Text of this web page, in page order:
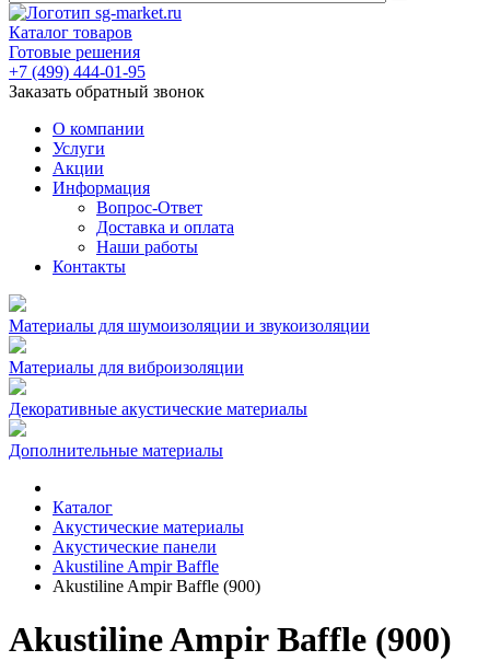
Каталог товаров
Готовые решения
+7 (499) 444-01-95
Заказать обратный звонок
О компании
Услуги
Акции
Информация
Вопрос-Ответ
Доставка и оплата
Наши работы
Контакты
Материалы для шумоизоляции и звукоизоляции
Материалы для виброизоляции
Декоративные акустические материалы
Дополнительные материалы
Каталог
Акустические материалы
Акустические панели
Akustiline Ampir Baffle
Akustiline Ampir Baffle (900)
Akustiline Ampir Baffle (900)